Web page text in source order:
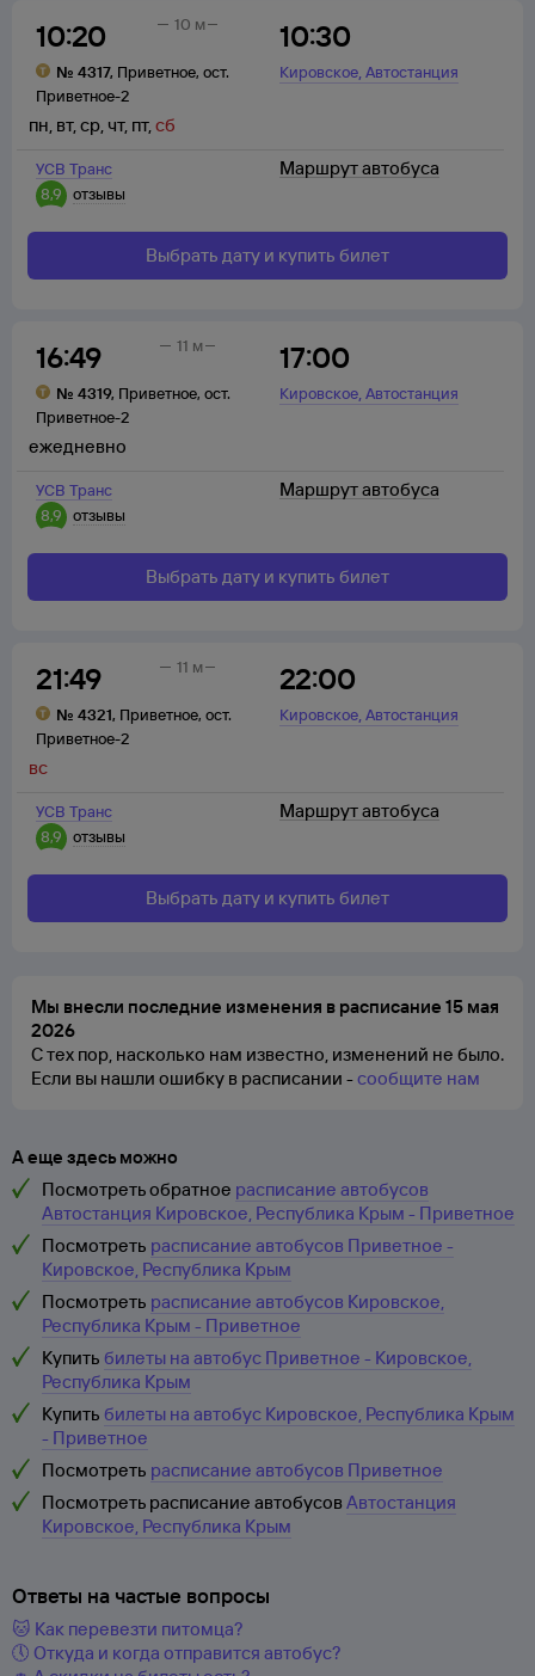
10:20
№ 4317, Приветное, ост.
Приветное-2
10:30
Кировское,Автостанция
10 м
УСВ Транс
8,9
отзывы
пн, вт,ср, чт, пт,сб
Маршрут автобуса
Выбрать дату и купить билет
16:49
№ 4319, Приветное, ост.
Приветное-2
17:00
Кировское,Автостанция
11 м
УСВ Транс
8,9
отзывы
ежедневно
Маршрут автобуса
Выбрать дату и купить билет
21:49
№ 4321, Приветное, ост.
Приветное-2
22:00
Кировское,Автостанция
11 м
УСВ Транс
8,9
отзывы
вс
Маршрут автобуса
Выбрать дату и купить билет
Мы внесли последние изменения в расписание 15 мая
2026
С тех пор, насколько нам известно, изменений не было.
Если вы нашли ошибку в расписании -сообщите нам
А еще здесь можно
Посмотреть обратное расписание автобусов
Автостанция Кировское, Республика Крым - Приветное
Посмотреть расписание автобусов Приветное -
Кировское, Республика Крым
Посмотреть расписание автобусов Кировское,
Республика Крым - Приветное
Купить билеты на автобус Приветное - Кировское,
Республика Крым
Купить билеты на автобус Кировское, Республика Крым
- Приветное
Посмотреть расписание автобусов Приветное
Посмотреть расписание автобусовАвтостанция
Кировское, Республика Крым
Ответы на частые вопросы
🐱 Как перевезти питомца?
🕔 Откуда и когда отправится автобус?